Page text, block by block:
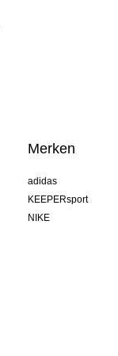
Merken
adidas
KEEPERsport
NIKE